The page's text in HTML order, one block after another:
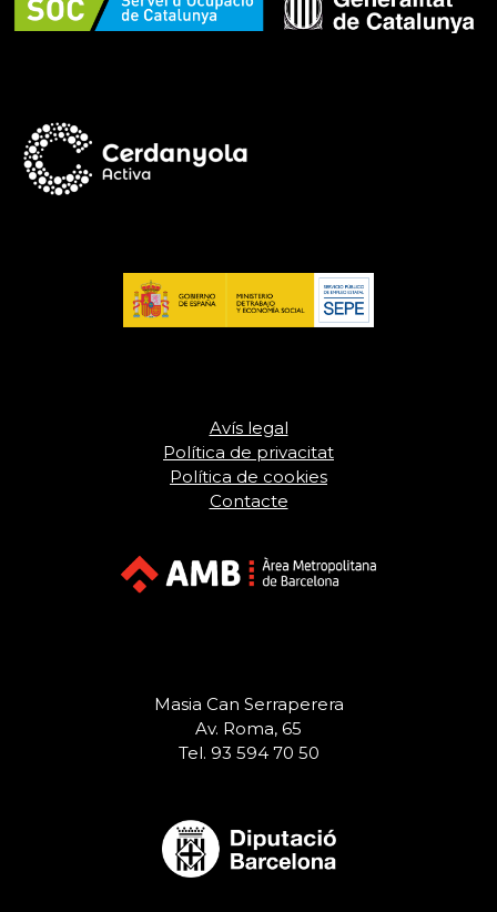
Avís legal
Política de privacitat
Política de cookies
Contacte
Masia Can Serraperera
Av. Roma, 65
Tel. 93 594 70 50